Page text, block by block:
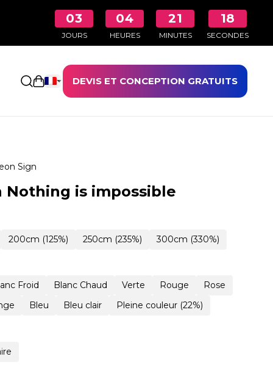
03
JOURS
04
HEURES
21
MINUTES
17
SECONDES
Ouvrir le panierDEVIS ET CONCEPTION GRATUITS
Sign
Nothing is impossible
200cm (125%) 250cm (235%) 300cm (330%)
Froid Blanc Chaud Verte Rouge
Rose
Bleu Bleu clair Pleine couleur (22%)